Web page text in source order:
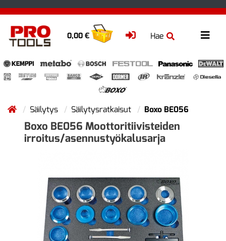
Hae
0,00 €
Säilytys Säilytysratkaisut Boxo BE056
Boxo BE056 Moottoritiivisteiden
irroitus/asennustyökalusarja